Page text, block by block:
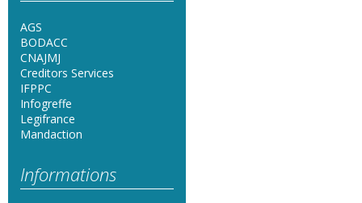
AGS
BODACC
CNAJMJ
Creditors Services
IFPPC
Infogreffe
Legifrance
Mandaction
Informations